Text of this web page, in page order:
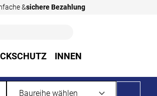
&sichere Bezahlung
INNEN